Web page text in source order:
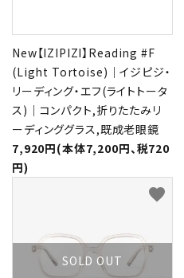
New【IZIPIZI】Reading #F
(Light Tortoise)｜イジピジ・
リーディング・エフ(ライトトータ
ス)｜コンパクト,折りたたみリ
ーディンググラス,既成老眼鏡
7,920円(本体7,200円、税720
円)
SOLD OUT
favorite